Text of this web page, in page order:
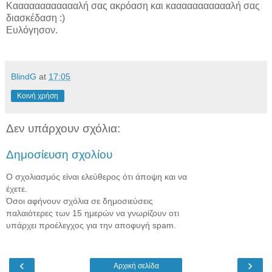
Κααααααααααααλή σας ακρόαση και καααααααααααλή σας
διασκέδαση :)
Ευλόγησον.
BlindG at 17:05
Κοινή χρήση
Δεν υπάρχουν σχόλια:
Δημοσίευση σχολίου
Ο σχολιασμός είναι ελεύθερος ότι άποψη και να
έχετε.
Όσοι αφήνουν σχόλια σε δημοσιεύσεις
παλαιότερες των 15 ημερών να γνωρίζουν οτι
υπάρχει προέλεγχος για την αποφυγή spam.
‹ ›
Αρχική σελίδα